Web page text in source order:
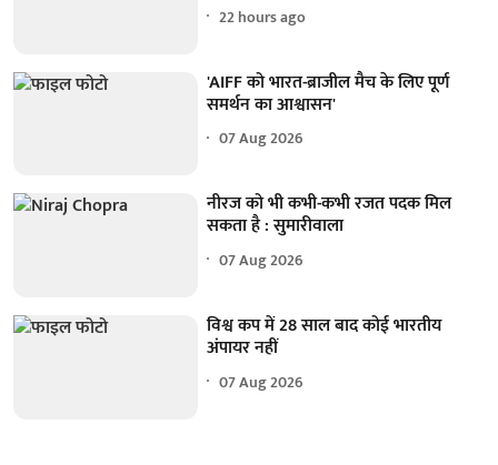
22 hours ago
'AIFF को भारत-ब्राजील मैच के लिए पूर्ण
समर्थन का आश्वासन'
07 Aug 2026
नीरज को भी कभी-कभी रजत पदक मिल
सकता है : सुमारीवाला
07 Aug 2026
विश्व कप में 28 साल बाद कोई भारतीय
अंपायर नहीं
07 Aug 2026